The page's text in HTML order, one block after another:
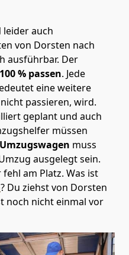
leider auch
von Dorsten nach
ausführbar. Der
100 % passen. Jede
eine weitere
passieren, wird.
geplant und auch
müssen
Umzugswagen muss
ausgelegt sein.
fehl am Platz. Was ist
? Du ziehst von Dorsten
noch nicht einmal vor